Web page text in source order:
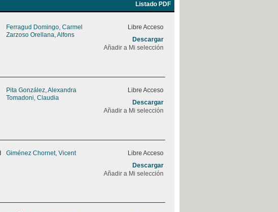
Listado PDF
Ferragud Domingo, Carmel
Zarzoso Orellana, Alfons
Libre Acceso
Descargar
Añadir a Mi selección
Pita González, Alexandra
Tomadoni, Claudia
Libre Acceso
Descargar
Añadir a Mi selección
Giménez Chornet, Vicent
Libre Acceso
Descargar
Añadir a Mi selección